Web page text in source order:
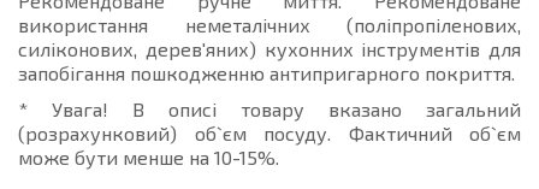
використання неметалічних (поліпропіленових,
силіконових, дерев'яних) кухонних інструментів для
запобігання пошкодженню антипригарного покриття.
* Увага! В описі товару вказано загальний
(розрахунковий) об`єм посуду. Фактичний об`єм
може бути менше на 10-15%.